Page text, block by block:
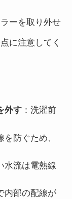
ーを取り外せ
に注意してく
外す ：洗濯前
を防ぐため、
水流は電熱線
内部の配線が